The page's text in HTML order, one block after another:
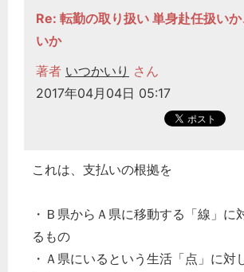
Re: 転勤の取り扱い 単身赴任扱い
いか
著者 いつかいり さん
2017年04月04日 05:17
これは、支払いの根拠を
・Ｂ県からＡ県に移動する「線」に
るもの
・Ａ県にいるという生活「点」に対